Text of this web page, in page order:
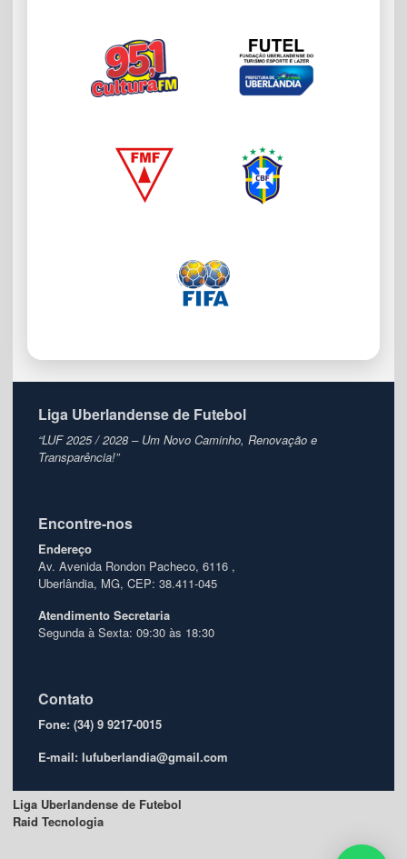
Liga Uberlandense de Futebol
“LUF 2025 / 2028 – Um Novo Caminho, Renovação e
Transparência!”
Encontre-nos
Endereço
Av. Avenida Rondon Pacheco, 6116 ,
Uberlândia, MG, CEP: 38.411-045
Atendimento Secretaria
Segunda à Sexta: 09:30 às 18:30
Contato
Fone: (34) 9 9217-0015
E-mail: lufuberlandia@gmail.com
Liga Uberlandense de Futebol
Raid Tecnologia